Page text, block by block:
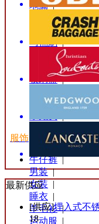
地漏|
防滑垫|
马桶盖|
马桶刷|
马桶套|
|
收纳篮 |
浴花|
服饰
牛仔裤|
男装|
女装 |
睡衣 |
羊毛衫|
运动服
|
最新供应
[供应]埋入式不
18